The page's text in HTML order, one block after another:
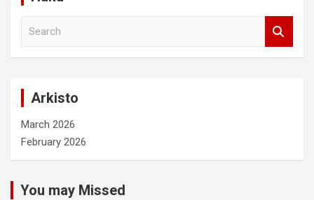
Arkisto
March 2026
February 2026
You may Missed